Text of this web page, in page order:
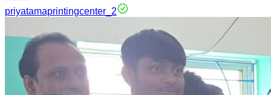
priyatamaprintingcenter_2